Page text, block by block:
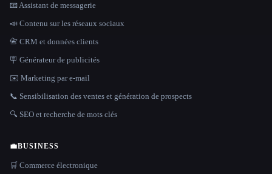
📧 Assistant de messagerie
📣 Contenu sur les réseaux sociaux
📇 CRM et données clients
🪧 Générateur de publicités
✉️ Marketing par e-mail
📞 Sensibilisation des ventes et génération de prospects
🔍 SEO et recherche de mots clés
💼BUSINESS
🛒 Commerce électronique